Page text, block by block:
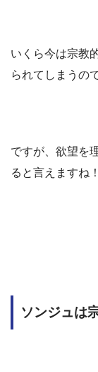
いくら今は宗教
られてしまうの
ですが、欲望を
ると言えますね！
ソンジュは